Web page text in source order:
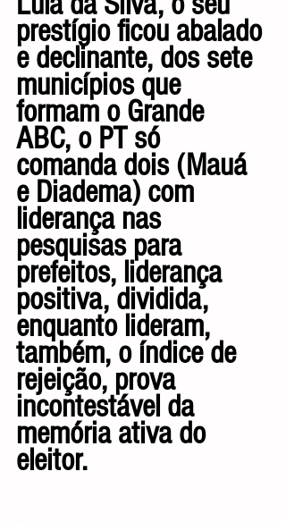
prestígio ficou abalado
e declinante, dos sete
municípios que
formam o Grande
ABC, o PT só
comanda dois (Mauá
e Diadema) com
liderança nas
pesquisas para
prefeitos, liderança
positiva, dividida,
enquanto lideram,
também, o índice de
rejeição, prova
incontestável da
memória ativa do
eleitor.